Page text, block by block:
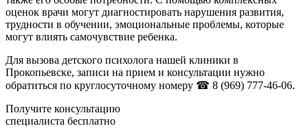
оценок врачи могут диагностировать нарушения развития,
трудности в обучении, эмоциональные проблемы, которые
могут влиять самочувствие ребенка.
Для вызова детского психолога нашей клиники в
Прокопьевске, записи на прием и консультации нужно
обратиться по круглосуточному номеру ☎ 8 (969) 777-46-06.
Получите консультацию
специалиста бесплатно